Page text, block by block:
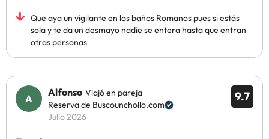
Que aya un vigilante en los baños Romanos pues si estás
sola y te da un desmayo nadie se entera hasta que entran
otras personas
9.7
Alfonso Viajó en pareja
Reserva de Buscounchollo.com
Julio 2026